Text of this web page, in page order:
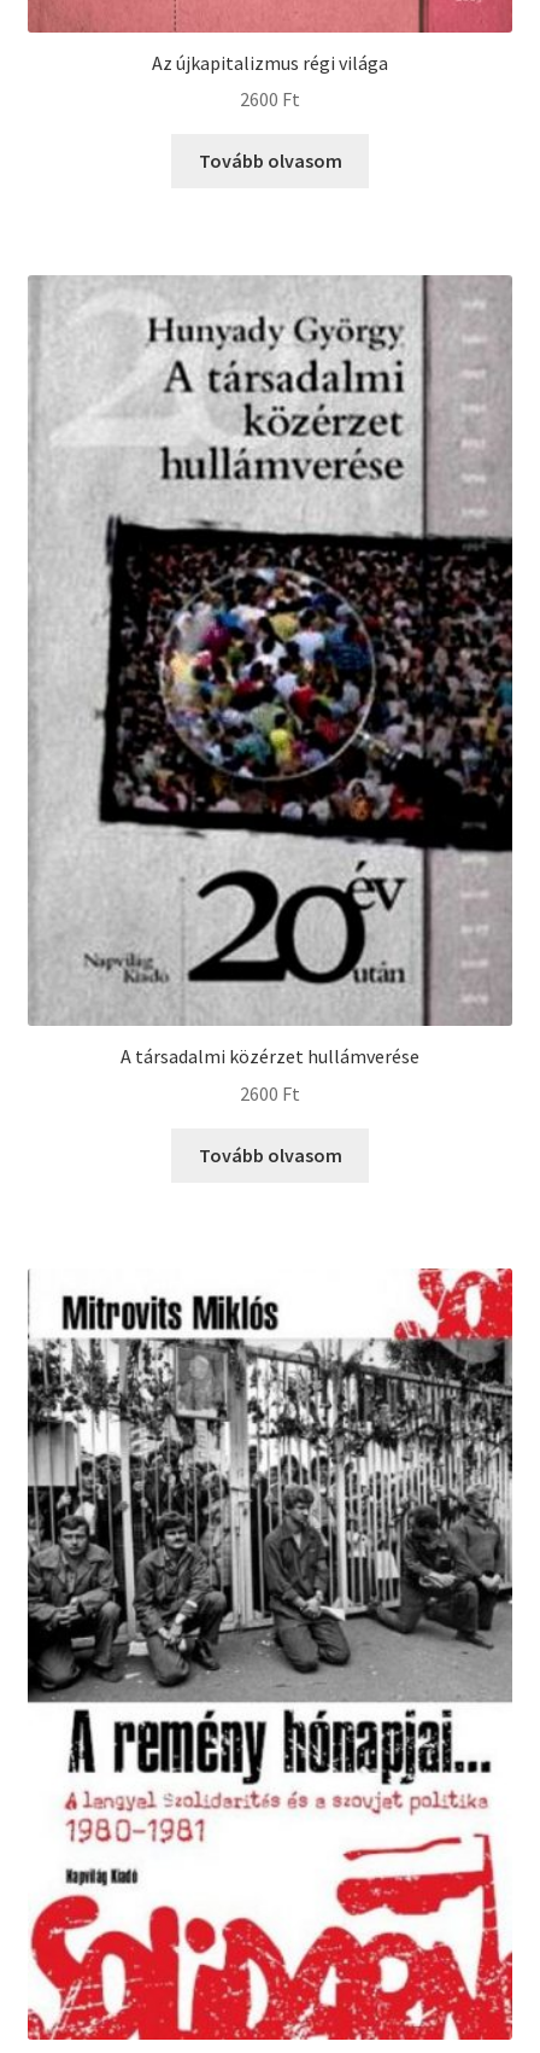
Az újkapitalizmus régi világa
2600 Ft
Tovább olvasom
A társadalmi közérzet hullámverése
2600 Ft
Tovább olvasom